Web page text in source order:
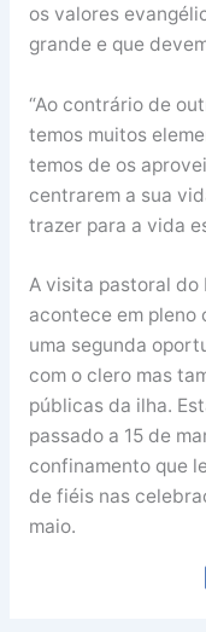
os valores
grande e que
“Ao contrário de
temos muitos
temos de os
centrarem a sua
trazer para a vida
A visita pastoral do
acontece em pleno
uma segunda
com o clero mas
públicas da ilha.
passado a 15 de
confinamento que
de fiéis nas
maio.